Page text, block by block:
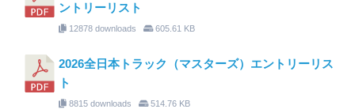
ントリーリスト
12878 downloads 605.61 KB
2026全日本トラック（マスターズ）エントリーリス
ト
8815 downloads 514.76 KB